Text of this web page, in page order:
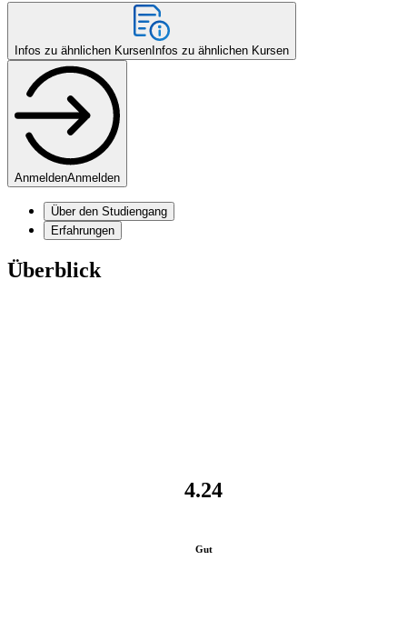
Infos zu ähnlichen Kursen Infos zu ähnlichen Kursen
AnmeldenAnmelden
Über den Studiengang
Erfahrungen
Überblick
4.24
Gut